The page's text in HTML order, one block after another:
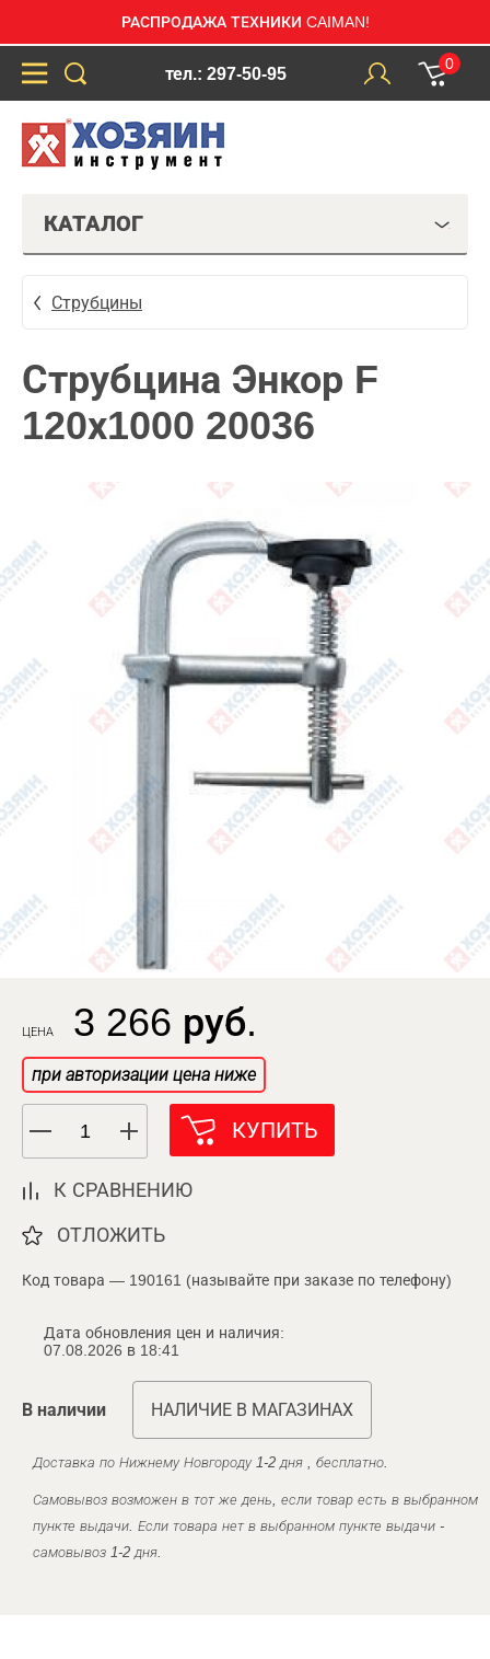
РАСПРОДАЖА ТЕХНИКИ CAIMAN!
тел.: 297-50-95
0
КАТАЛОГ
Струбцины
Струбцина Энкор F
120х1000 20036
ЦЕНА 3 266 руб.
при авторизации цена ниже
КУПИТЬ
К СРАВНЕНИЮ
ОТЛОЖИТЬ
Код товара — 190161 (называйте при заказе по телефону)
Дата обновления цен и наличия:
07.08.2026 в 18:41
В наличии НАЛИЧИЕ В МАГАЗИНАХ
Доставка по Нижнему Новгороду 1-2 дня , бесплатно.
Самовывоз возможен в тот же день, если товар есть в выбранном
пункте выдачи. Если товара нет в выбранном пункте выдачи -
самовывоз 1-2 дня.